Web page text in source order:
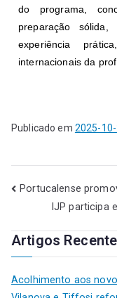
do programa,
preparação sólida,
experiência
internacionais da
Publicado em 2025-
Portucalense
IJP participa
Artigos
Acolhimento aos